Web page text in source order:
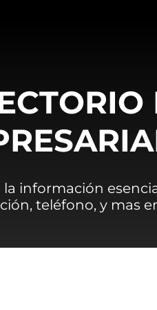
la información
teléfono, y mas